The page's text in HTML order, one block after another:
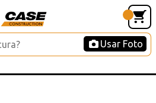
Usar Foto